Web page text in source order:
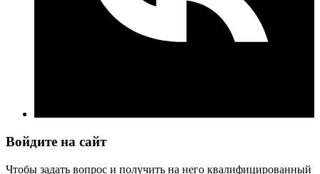
Войдите на сайт
Чтобы задать вопрос и получить на него квалифицированный